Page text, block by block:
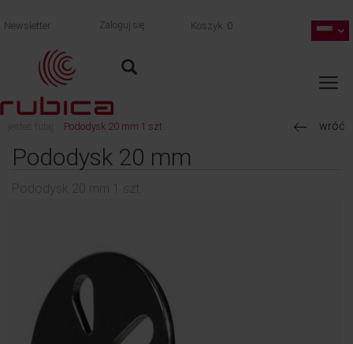
Newsletter Zaloguj się Koszyk 0
jesteś tutaj: Pododysk 20 mm 1 szt. wróć
Pododysk 20 mm
Pododysk 20 mm 1 szt.